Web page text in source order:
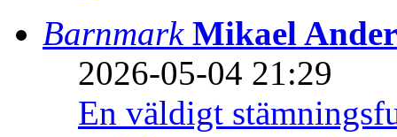
Barnmark Mikael
2026-05-04 21:29
En väldigt